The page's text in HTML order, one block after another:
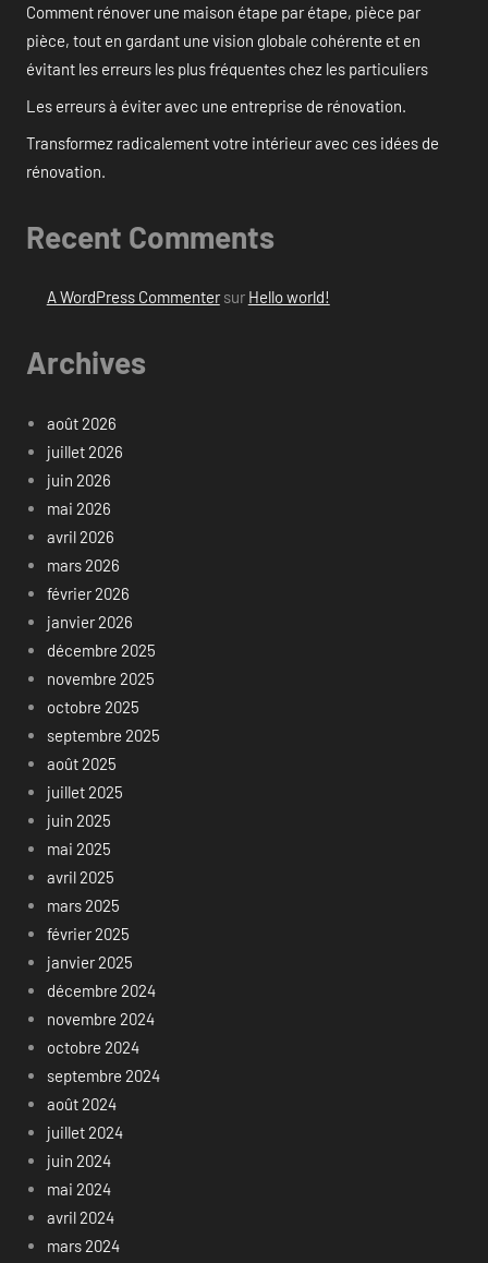
Comment rénover une maison étape par étape, pièce par
pièce, tout en gardant une vision globale cohérente et en
évitant les erreurs les plus fréquentes chez les particuliers
Les erreurs à éviter avec une entreprise de rénovation.
Transformez radicalement votre intérieur avec ces idées de
rénovation.
Recent Comments
A WordPress Commentersur Hello world!
Archives
août 2026
juillet 2026
juin 2026
mai 2026
avril 2026
mars 2026
février 2026
janvier 2026
décembre 2025
novembre 2025
octobre 2025
septembre 2025
août 2025
juillet 2025
juin 2025
mai 2025
avril 2025
mars 2025
février 2025
janvier 2025
décembre 2024
novembre 2024
octobre 2024
septembre 2024
août 2024
juillet 2024
juin 2024
mai 2024
avril 2024
mars 2024